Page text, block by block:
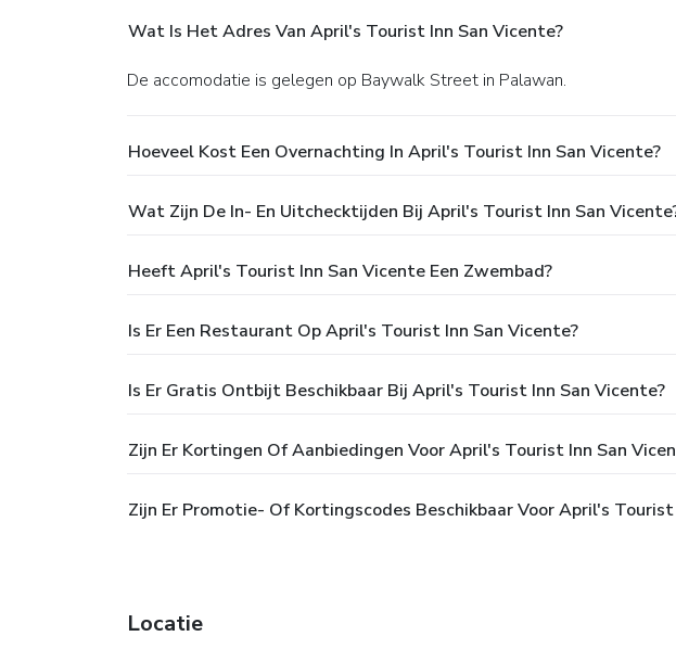
Wat Is Het Adres Van April's Tourist Inn San Vicente?
De accomodatie is gelegen op Baywalk Street in Palawan.
Hoeveel Kost Een Overnachting In April's Tourist Inn San Vicente?
Wat Zijn De In- En Uitchecktijden Bij April's Tourist Inn San
Heeft April's Tourist Inn San Vicente Een Zwembad?
Is Er Een Restaurant Op April's Tourist Inn San Vicente?
Is Er Gratis Ontbijt Beschikbaar Bij April's Tourist Inn San Vicente?
Zijn Er Kortingen Of Aanbiedingen Voor April's Tourist Inn San
Zijn Er Promotie- Of Kortingscodes Beschikbaar Voor April's
Locatie